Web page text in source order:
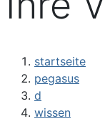
startseite
pegasus
d
wissen